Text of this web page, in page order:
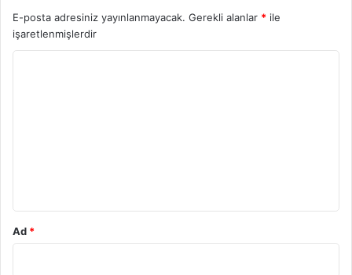
E-posta adresiniz yayınlanmayacak. Gerekli alanlar * ile
işaretlenmişlerdir
Ad *